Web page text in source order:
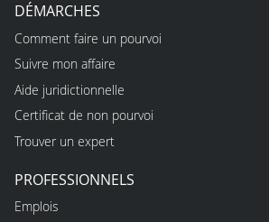
DÉMARCHES
Comment faire un pourvoi
Suivre mon affaire
Aide juridictionnelle
Certificat de non pourvoi
Trouver un expert
PROFESSIONNELS
Emplois